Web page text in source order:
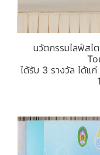
นวัตกรรมไลฟ์สไ
ได้รับ 3 รางวัล ได้แก่